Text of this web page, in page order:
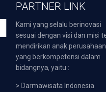
PARTNER LINK
Kami yang selalu berinovasi
sesuai dengan visi dan misi
mendirikan anak perusahaan
yang berkompetensi dalam
bidangnya, yaitu :
> Darmawisata Indonesia